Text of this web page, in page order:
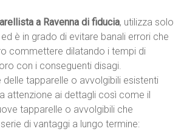
a Ravenna di fiducia, utilizza solo
è in grado di evitare banali errori che
commettere dilatando i tempi di
con i conseguenti disagi.
delle tapparelle o avvolgibili esistenti
attenzione ai dettagli così come il
tapparelle o avvolgibili che
di vantaggi a lungo termine: